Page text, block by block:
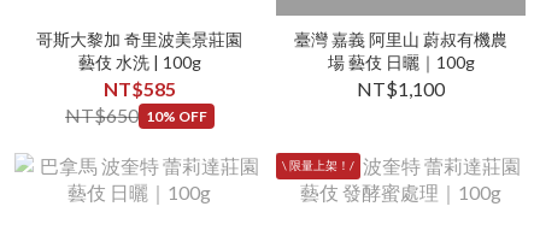
哥斯大黎加 奇里波美景莊園
藝伎 水洗 | 100g
NT$585
NT$650 10% OFF
臺灣 嘉義 阿里山 蔚叔有機農
場 藝伎 日曬｜100g
NT$1,100
\ 限量上架！/